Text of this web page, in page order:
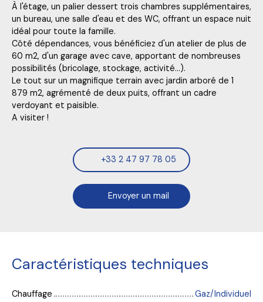
À l'étage, un palier dessert trois chambres supplémentaires,
un bureau, une salle d'eau et des WC, offrant un espace nuit
idéal pour toute la famille.
Côté dépendances, vous bénéficiez d'un atelier de plus de
60 m2, d'un garage avec cave, apportant de nombreuses
possibilités (bricolage, stockage, activité...).
Le tout sur un magnifique terrain avec jardin arboré de 1
879 m2, agrémenté de deux puits, offrant un cadre
verdoyant et paisible.
A visiter !
+33 2 47 97 78 05
Envoyer un mail
Caractéristiques techniques
Chauffage
Gaz/Individuel